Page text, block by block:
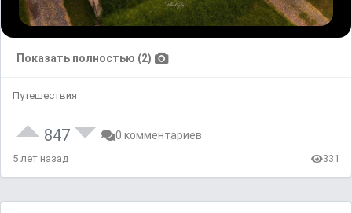
Показать полностью (2)
Путешествия
847 0 комментариев
5 лет назад 331